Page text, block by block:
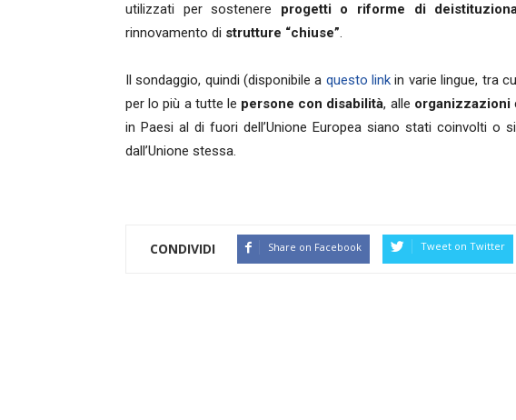
utilizzati per sostenere progetti o riforme di
rinnovamento di strutture “chiuse”.
Il sondaggio, quindi (disponibile a questo link in varie lingue, tra
per lo più a tutte le persone con disabilità, alle organizzazioni
in Paesi al di fuori dell’Unione Europea siano stati coinvolti o
dall’Unione stessa.
CONDIVIDI Share on Facebook Tweet on Twitter